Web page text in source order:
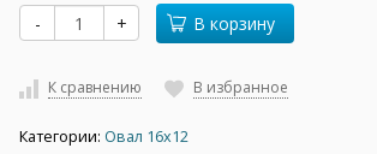
- + В корзину
К сравнению В избранное
Категории: Овал 16х12